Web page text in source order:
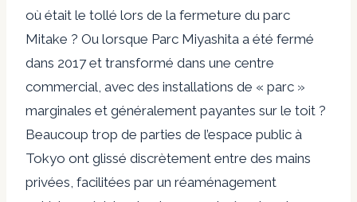
où était le tollé lors de la fermeture du parc
Mitake ? Ou lorsque Parc Miyashita a été fermé
dans 2017et transformé dans une centre
commercial , avec des installations de « parc »
marginales et généralement payantes sur le toit ?
Beaucoup trop de parties de l’espace public à
Tokyo ont glissé discrètement entre des mains
privées, facilitées par un réaménagement